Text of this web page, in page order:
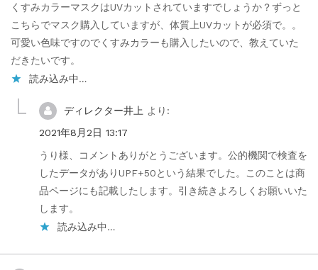
くすみカラーマスクはUVカットされていますでしょうか？ずっと
こちらでマスク購入していますが、体質上UVカットが必須で。。
可愛い色味ですのでくすみカラーも購入したいので、教えていた
だきたいです。
読み込み中…
ディレクター井上 より:
2021年8月2日 13:17
うり様、コメントありがとうございます。公的機関で検査を
したデータがありUPF+50という結果でした。このことは商
品ページにも記載したします。引き続きよろしくお願いいた
します。
読み込み中…